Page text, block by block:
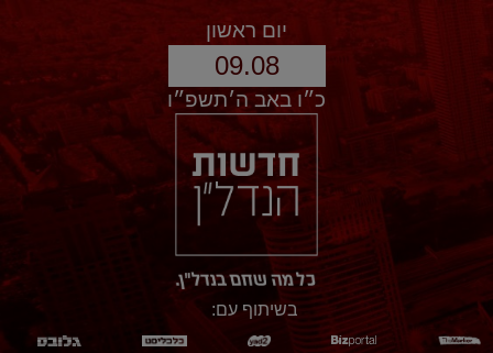
יום ראשון
09.08
כ״ו באב ה׳תשפ״ו
בשיתוף עם: